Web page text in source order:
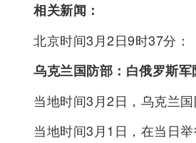
相关新闻：
北京时间3月2日9时37分：
乌克兰国防部：白俄罗斯
当地时间3月2日，乌克兰
当地时间3月1日，在当日